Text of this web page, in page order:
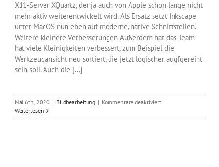
X11-Server XQuartz, der ja auch von Apple schon lange nicht
mehr aktiv weiterentwickelt wird. Als Ersatz setzt Inkscape
unter MacOS nun eben auf moderne, native Schnittstellen.
Weitere kleinere Verbesserungen Außerdem hat das Team
hat viele Kleinigkeiten verbessert, zum Beispiel die
Werkzeugansicht neu sortiert, die jetzt logischer augfgereiht
sein soll. Auch die [...]
Mai 6th, 2020 | Bildbearbeitung | Kommentare deaktiviertfür
veröffentlicht
Weiterlesen